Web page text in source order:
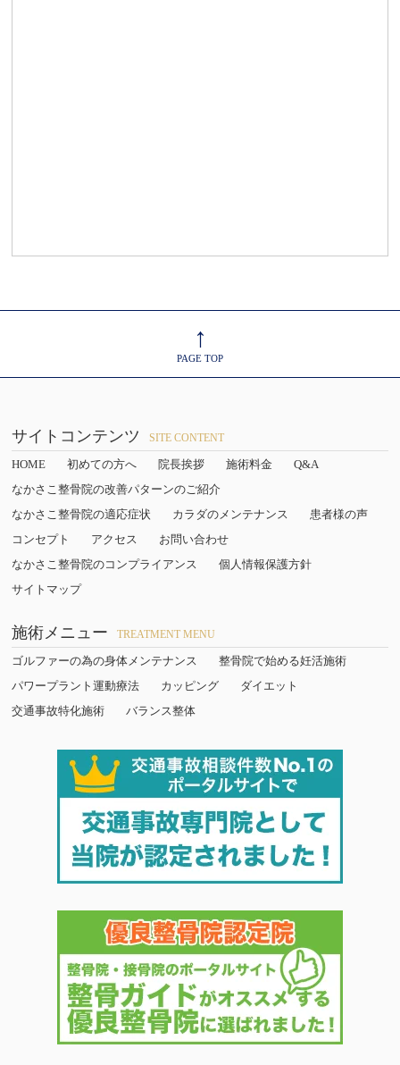
↑
PAGE TOP
サイトコンテンツ SITE CONTENT
HOME 初めての方へ 院長挨拶 施術料金
Q&A
なかさこ整骨院の改善パターンのご紹介
なかさこ整骨院の適応症状
カラダのメンテナンス
患者様の声
コンセプト
アクセス
お問い合わせ
なかさこ整骨院のコンプライアンス
個人情報保護方針
サイトマップ
施術メニュー TREATMENT MENU
ゴルファーの為の身体メンテナンス
整骨院で始める妊活施術
パワープラント運動療法
カッピング
ダイエット
交通事故特化施術
バランス整体